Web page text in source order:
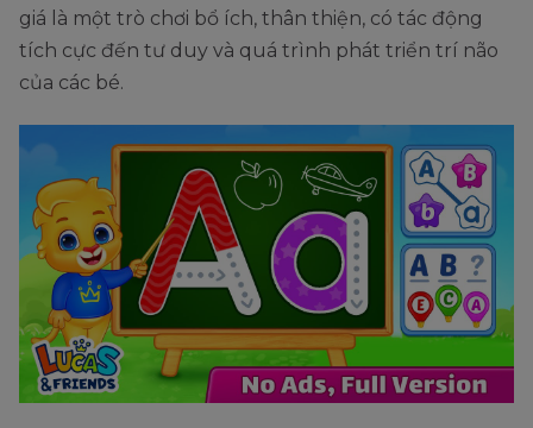
giá là một trò chơi bổ ích, thân thiện, có tác động
tích cực đến tư duy và quá trình phát triển trí não
của các bé.